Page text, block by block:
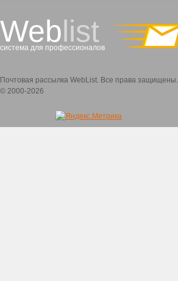
Weblist
система для профессионалов
Почтовая рассылка WebList. Все права защищены.
© 2000-2026